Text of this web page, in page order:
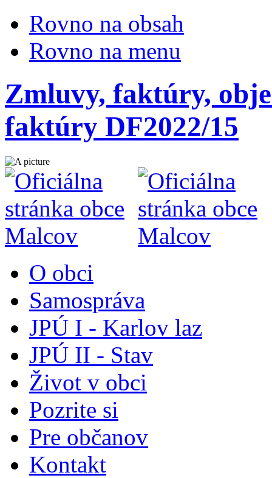
Rovno na obsah
Rovno na menu
Zmluvy, faktúry,
faktúry DF2022/15
O obci
Samospráva
JPÚ I - Karlov laz
JPÚ II - Stav
Život v obci
Pozrite si
Pre občanov
Kontakt